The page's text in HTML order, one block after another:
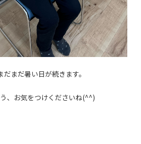
まだ暑い日が続きます。
、お気をつけくださいね(^^)